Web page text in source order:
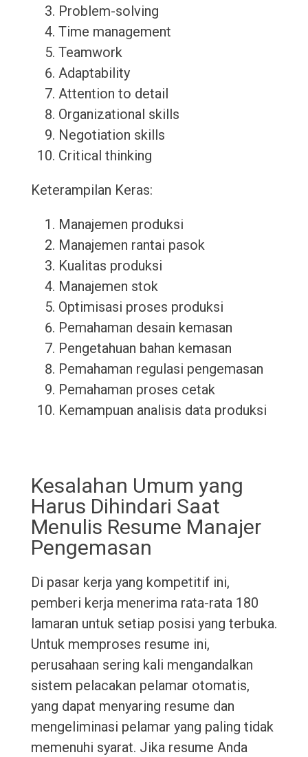
Problem-solving
Time management
Teamwork
Adaptability
Attention to detail
Organizational skills
Negotiation skills
Critical thinking
Keterampilan Keras:
Manajemen produksi
Manajemen rantai pasok
Kualitas produksi
Manajemen stok
Optimisasi proses produksi
Pemahaman desain kemasan
Pengetahuan bahan kemasan
Pemahaman regulasi pengemasan
Pemahaman proses cetak
Kemampuan analisis data produksi
Kesalahan Umum yang
Harus Dihindari Saat
Menulis Resume Manajer
Pengemasan
Di pasar kerja yang kompetitif ini,
pemberi kerja menerima rata-rata 180
lamaran untuk setiap posisi yang terbuka.
Untuk memproses resume ini,
perusahaan sering kali mengandalkan
sistem pelacakan pelamar otomatis,
yang dapat menyaring resume dan
mengeliminasi pelamar yang paling tidak
memenuhi syarat. Jika resume Anda